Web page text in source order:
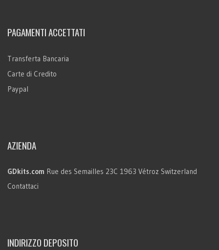
PAGAMENTI ACCETTATI
Transferta Bancaria
Carte di Credito
Paypal
AZIENDA
GDkits.com Rue des Semailles 23C 1963 Vétroz Switzerland
Contattaci
INDIRIZZO DEPOSITO